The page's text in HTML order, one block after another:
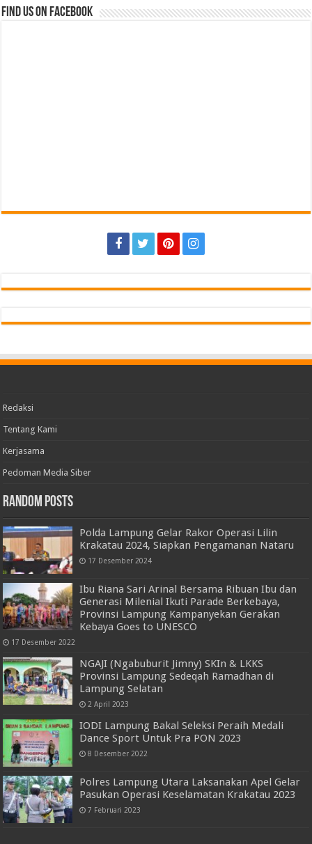
Find us on Facebook
Redaksi
Tentang Kami
Kerjasama
Pedoman Media Siber
Random Posts
Polda Lampung Gelar Rakor Operasi Lilin
Krakatau 2024, Siapkan Pengamanan Nataru
17 Desember 2024
Ibu Riana Sari Arinal Bersama Ribuan Ibu dan
Generasi Milenial Ikuti Parade Berkebaya,
Provinsi Lampung Kampanyekan Gerakan
Kebaya Goes to UNESCO
17 Desember 2022
NGAJI (Ngabuburit Jimny) SKIn & LKKS
Provinsi Lampung Sedeqah Ramadhan di
Lampung Selatan
2 April 2023
IODI Lampung Bakal Seleksi Peraih Medali
Dance Sport Untuk Pra PON 2023
8 Desember 2022
Polres Lampung Utara Laksanakan Apel Gelar
Pasukan Operasi Keselamatan Krakatau 2023
7 Februari 2023